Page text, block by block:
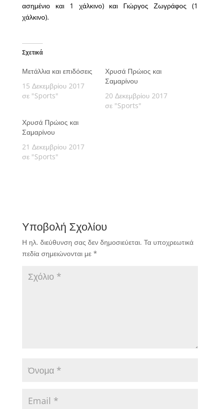
ασημένιο και 1 χάλκινο) και Γιώργος Ζωγράφος (1
χάλκινο).
Σχετικά
Μετάλλια και επιδόσεις
15 Δεκεμβρίου 2017
σε "Sports"
Χρυσά Πρώιος και
Σαμαρίνου
20 Δεκεμβρίου 2017
σε "Sports"
Χρυσά Πρώιος και
Σαμαρίνου
21 Δεκεμβρίου 2017
σε "Sports"
Υποβολή Σχολίου
Η ηλ. διεύθυνση σας δεν δημοσιεύεται. Τα υποχρεωτικά
πεδία σημειώνονται με *